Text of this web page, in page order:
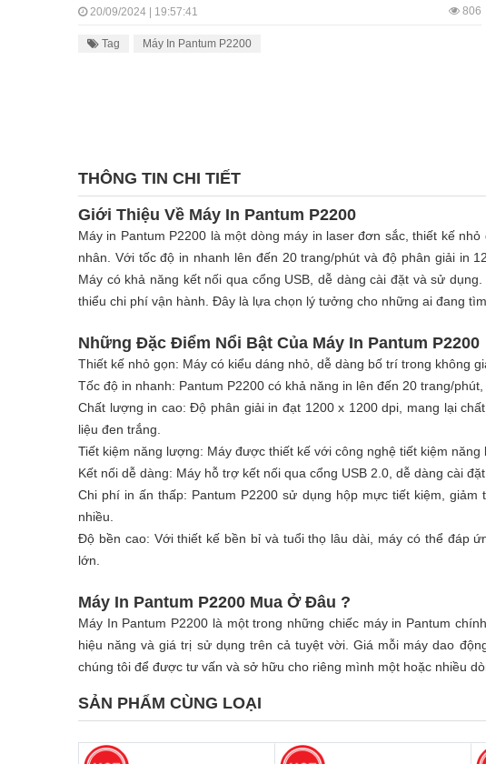
20/09/2024 | 19:57:41 806
Tag Máy In Pantum P2200
THÔNG TIN CHI TIẾT
Giới Thiệu Về Máy In Pantum P2200
Máy in Pantum P2200 là một dòng máy in laser đơn sắc, thiết kế
nhân. Với tốc độ in nhanh lên đến 20 trang/phút và độ phân giải in
Máy có khả năng kết nối qua cổng USB, dễ dàng cài đặt và sử
thiểu chi phí vận hành. Đây là lựa chọn lý tưởng cho những ai đang
Những Đặc Điểm Nổi Bật Của Máy In Pantum P2200
Thiết kế nhỏ gọn: Máy có kiểu dáng nhỏ, dễ dàng bố trí trong không
Tốc độ in nhanh: Pantum P2200 có khả năng in lên đến 20 trang/
Chất lượng in cao: Độ phân giải in đạt 1200 x 1200 dpi, mang lại
liệu đen trắng.
Tiết kiệm năng lượng: Máy được thiết kế với công nghệ tiết kiệm
Kết nối dễ dàng: Máy hỗ trợ kết nối qua cổng USB 2.0, dễ dàng cài
Chi phí in ấn thấp: Pantum P2200 sử dụng hộp mực tiết kiệm,
nhiều.
Độ bền cao: Với thiết kế bền bỉ và tuổi thọ lâu dài, máy có thể đáp
lớn.
Máy In Pantum P2200 Mua Ở Đâu ?
Máy In Pantum P2200 là một trong những chiếc máy in Pantum
hiệu năng và giá trị sử dụng trên cả tuyệt vời. Giá mỗi máy dao
chúng tôi để được tư vấn và sở hữu cho riêng mình một hoặc nhiều
SẢN PHẨM CÙNG LOẠI